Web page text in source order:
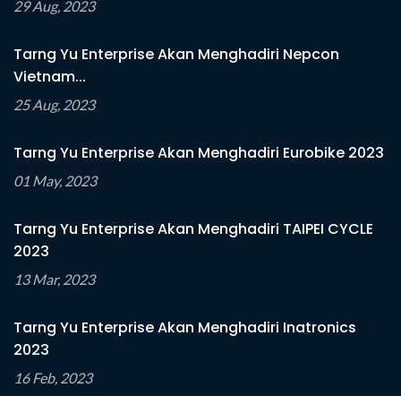
29 Aug, 2023
Tarng Yu Enterprise Akan Menghadiri Nepcon
Vietnam...
25 Aug, 2023
Tarng Yu Enterprise Akan Menghadiri Eurobike 2023
01 May, 2023
Tarng Yu Enterprise Akan Menghadiri TAIPEI CYCLE
2023
13 Mar, 2023
Tarng Yu Enterprise Akan Menghadiri Inatronics
2023
16 Feb, 2023